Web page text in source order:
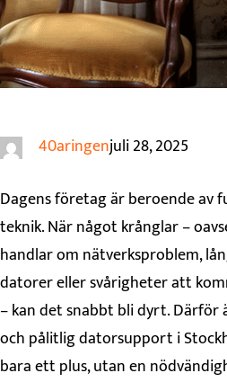
40aringenjuli 28, 2025
Dagens företag är beroende av
teknik. När något krånglar –
handlar om nätverksproblem,
datorer eller svårigheter att
– kan det snabbt bli dyrt.
och pålitlig datorsupport i
bara ett plus, utan en